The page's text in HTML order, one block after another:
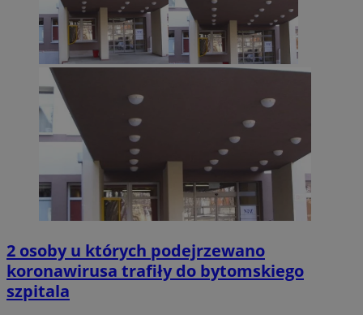
2 osoby u których podejrzewano
koronawirusa trafiły do bytomskiego
szpitala